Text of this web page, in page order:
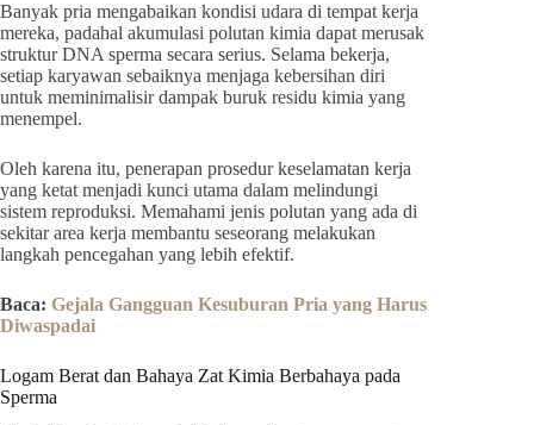
Banyak pria mengabaikan kondisi udara di tempat kerja
mereka, padahal akumulasi polutan kimia dapat merusak
struktur DNA sperma secara serius. Selama bekerja,
setiap karyawan sebaiknya menjaga kebersihan diri
untuk meminimalisir dampak buruk residu kimia yang
menempel.
Oleh karena itu, penerapan prosedur keselamatan kerja
yang ketat menjadi kunci utama dalam melindungi
sistem reproduksi. Memahami jenis polutan yang ada di
sekitar area kerja membantu seseorang melakukan
langkah pencegahan yang lebih efektif.
Baca: Gejala Gangguan Kesuburan Pria yang Harus
Diwaspadai
Logam Berat dan Bahaya Zat Kimia Berbahaya pada
Sperma